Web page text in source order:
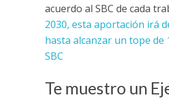
acuerdo al SBC de cada
2030, esta aportación irá
hasta alcanzar un tope de
SBC
Te muestro un